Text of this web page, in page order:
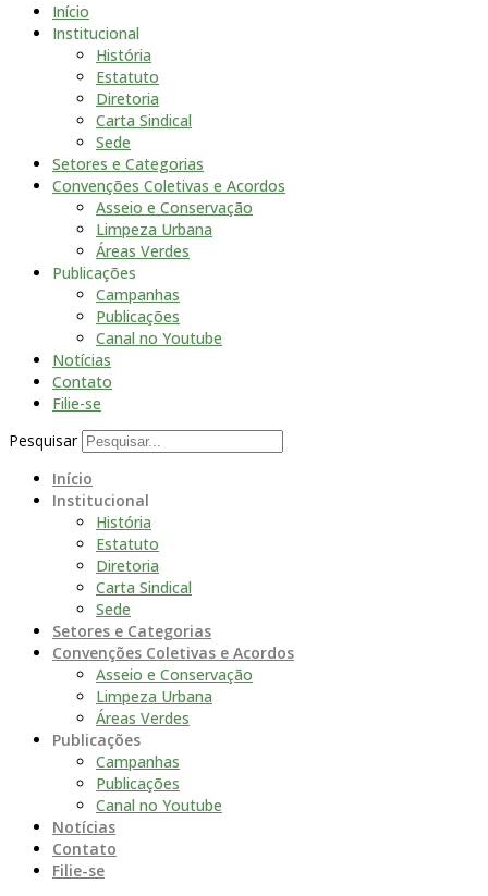
Início
Institucional
História
Estatuto
Diretoria
Carta Sindical
Sede
Setores e Categorias
Convenções Coletivas e Acordos
Asseio e Conservação
Limpeza Urbana
Áreas Verdes
Publicações
Campanhas
Publicações
Canal no Youtube
Notícias
Contato
Filie-se
Pesquisar
Início
Institucional
História
Estatuto
Diretoria
Carta Sindical
Sede
Setores e Categorias
Convenções Coletivas e Acordos
Asseio e Conservação
Limpeza Urbana
Áreas Verdes
Publicações
Campanhas
Publicações
Canal no Youtube
Notícias
Contato
Filie-se